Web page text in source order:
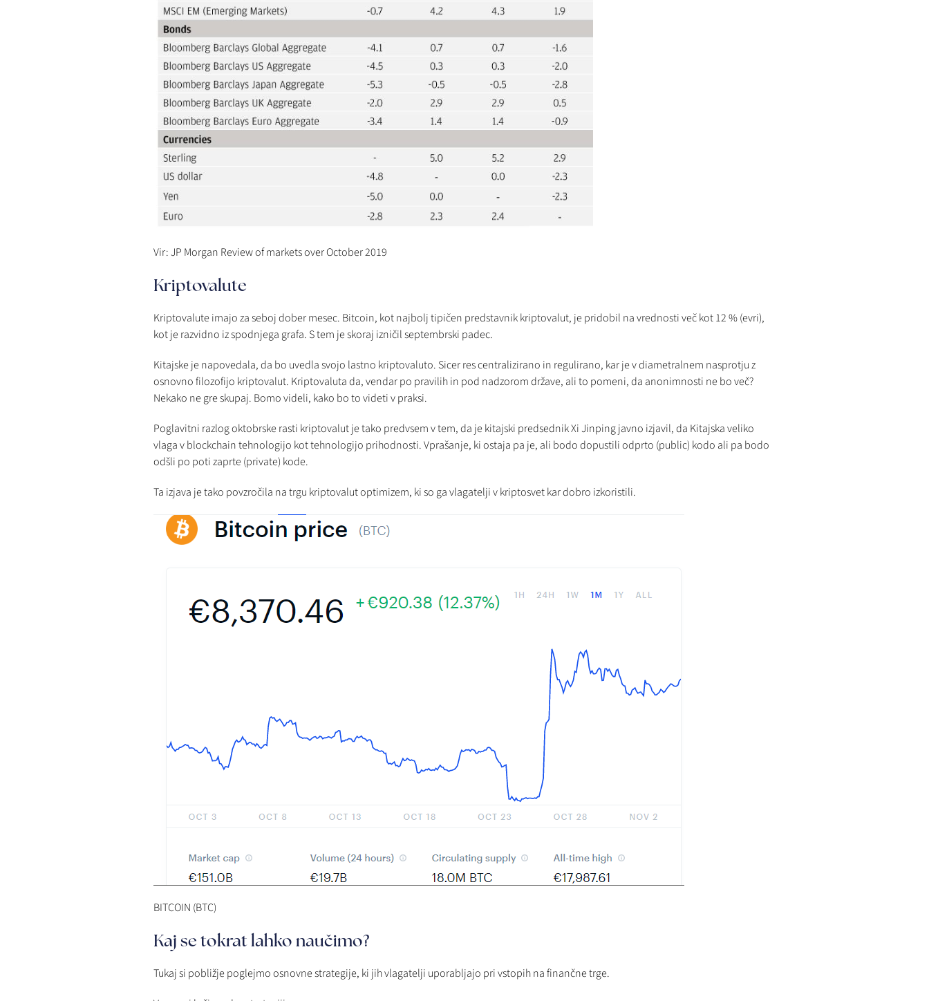
Vir: JP Morgan Review of markets over October 2019
Kriptovalute
Kriptovalute imajo za seboj dober mesec. Bitcoin, kot najbolj tipičen predstavnik kriptovalut, je pridobil na vrednosti več kot 12 % (evri),
kot je razvidno iz spodnjega grafa. S tem je skoraj izničil septembrski padec.
Kitajske je napovedala, da bo uvedla svojo lastno kriptovaluto. Sicer res centralizirano in regulirano, kar je v diametralnem nasprotju z
osnovno filozofijo kriptovalut. Kriptovaluta da, vendar po pravilih in pod nadzorom države, ali to pomeni, da anonimnosti ne bo več?
Nekako ne gre skupaj. Bomo videli, kako bo to videti v praksi.
Poglavitni razlog oktobrske rasti kriptovalut je tako predvsem v tem, da je kitajski predsednik Xi Jinping javno izjavil, da Kitajska veliko
vlaga v blockchain tehnologijo kot tehnologijo prihodnosti. Vprašanje, ki ostaja pa je, ali bodo dopustili odprto (public) kodo ali pa bodo
odšli po poti zaprte (private) kode.
Ta izjava je tako povzročila na trgu kriptovalut optimizem, ki so ga vlagatelji v kriptosvet kar dobro izkoristili.
BITCOIN (BTC)
Kaj se tokrat lahko naučimo?
Tukaj si pobližje poglejmo osnovne strategije, ki jih vlagatelji uporabljajo pri vstopih na finančne trge.